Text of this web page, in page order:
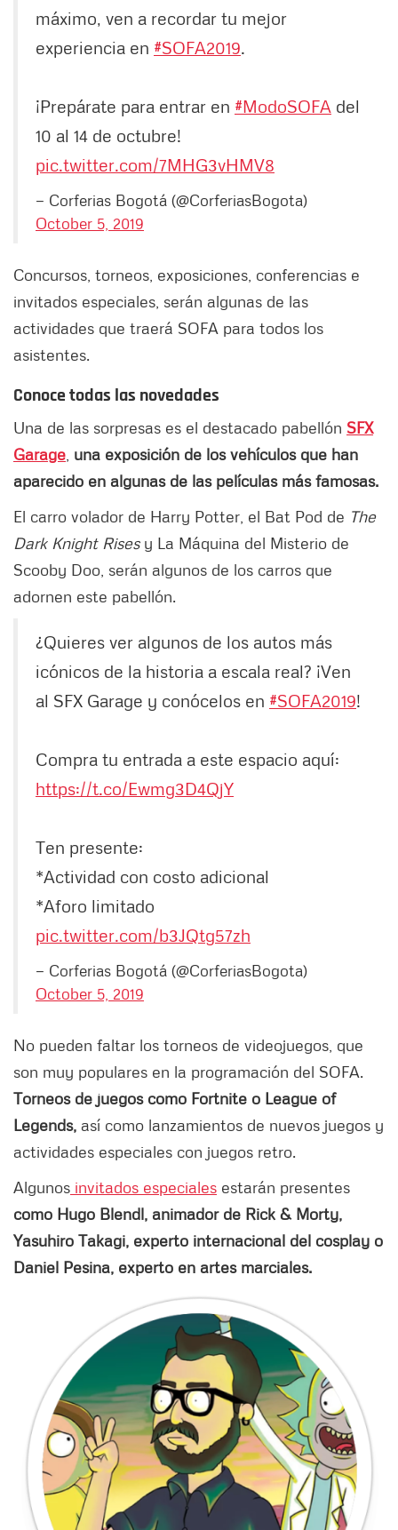
máximo, ven a recordar tu mejor
experiencia en #SOFA2019.
¡Prepárate para entrar en #ModoSOFA del
10 al 14 de octubre!
pic.twitter.com/7MHG3vHMV8
— Corferias Bogotá (@CorferiasBogota)
October 5, 2019
Concursos, torneos, exposiciones, conferencias e
invitados especiales, serán algunas de las
actividades que traerá SOFA para todos los
asistentes.
Conoce todas las novedades
Una de las sorpresas es el destacado pabellón SFX
Garage una exposición de los vehículos que han
aparecido en algunas de las películas más famosas.
El carro volador de Harry Potter, el Bat Pod de The
Dark Knight Risesy La Máquina del Misterio de
Scooby Doo, serán algunos de los carros que
adornen este pabellón.
¿Quieres ver algunos de los autos más
icónicos de la historia a escala real? ¡Ven
al SFX Garage y conócelos en #SOFA2019!
Compra tu entrada a este espacio aquí:
https://t.co/Ewmg3D4QjY
Ten presente:
*Actividad con costo adicional
*Aforo limitado
pic.twitter.com/b3JQtg57zh
— Corferias Bogotá (@CorferiasBogota)
October 5, 2019
No pueden faltar los torneos de videojuegos, que
son muy populares en la programación del SOFA.
Torneos de juegos como Fortnite o League of
Legends, así como lanzamientos de nuevos juegos y
actividades especiales con juegos retro.
Algunos invitados especiales estarán presentes
como Hugo Blendl, animador de Rick & Morty,
Yasuhiro Takagi, experto internacional del cosplay o
Daniel Pesina, experto en artes marciales.